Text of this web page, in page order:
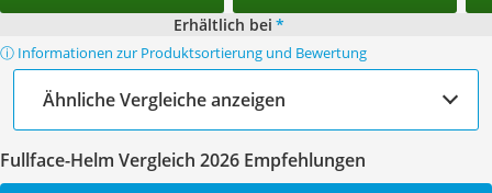
Erhältlich bei *
ⓘ Informationen zur Produktsortierung und Bewertung
Ähnliche Vergleiche anzeigen
Fullface-Helm Vergleich 2026 Empfehlungen